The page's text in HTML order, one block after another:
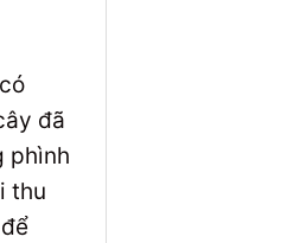
đã
phình
thu